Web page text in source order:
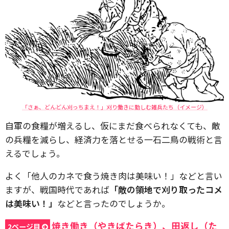
「さぁ、どんどん刈っちまえ！」刈り働きに勤しむ雑兵たち（イメージ）
自軍の食糧が増えるし、仮にまだ食べられなくても、敵
の兵糧を減らし、経済力を落とせる一石二鳥の戦術と言
えるでしょう。
よく「他人のカネで食う焼き肉は美味い！」などと言い
ますが、戦国時代であれば 「敵の領地で刈り取ったコメ
は美味い！」 などと言ったのでしょうか。
2ページ目
焼き働き（やきばたらき）、田返し（た